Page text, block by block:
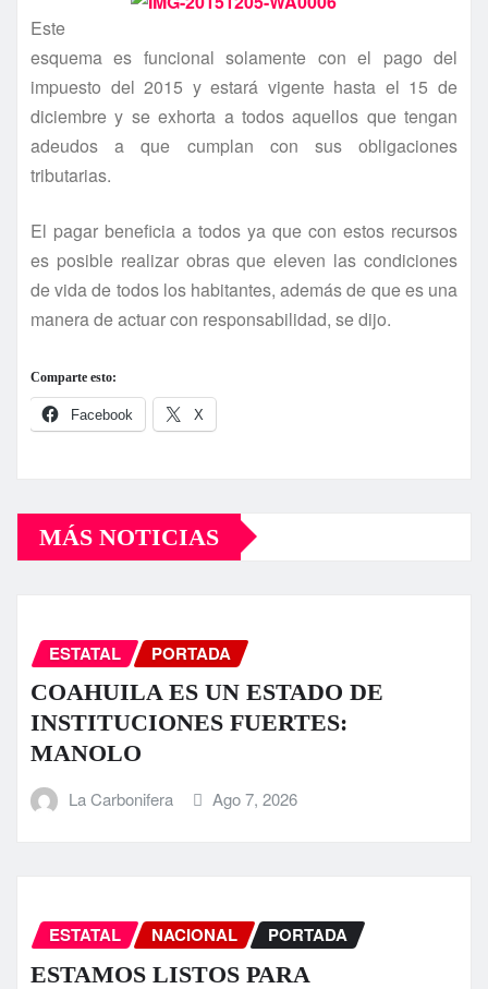
Este
esquema es funcional solamente con el pago del
impuesto del 2015 y estará vigente hasta el 15 de
diciembre y se exhorta a todos aquellos que tengan
adeudos a que cumplan con sus obligaciones
tributarias.
El pagar beneficia a todos ya que con estos recursos
es posible realizar obras que eleven las condiciones
de vida de todos los habitantes, además de que es una
manera de actuar con responsabilidad, se dijo.
Comparte esto:
Facebook X
MÁS NOTICIAS
ESTATAL PORTADA
COAHUILA ES UN ESTADO DE
INSTITUCIONES FUERTES:
MANOLO
La Carbonifera Ago 7, 2026
ESTATAL NACIONAL PORTADA
ESTAMOS LISTOS PARA